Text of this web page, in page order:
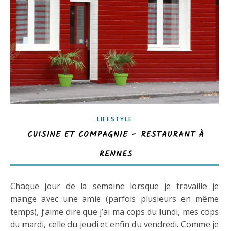
LIFESTYLE
CUISINE ET COMPAGNIE – RESTAURANT À
RENNES
Chaque jour de la semaine lorsque je travaille je
mange avec une amie (parfois plusieurs en même
temps), j’aime dire que j’ai ma cops du lundi, mes cops
du mardi, celle du jeudi et enfin du vendredi. Comme je